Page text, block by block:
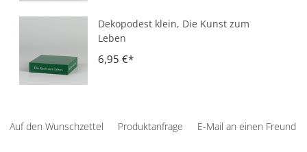
Dekopodest klein, Die Kunst zum
Leben
6,95 €
Auf den Wunschzettel Produktanfrage E-Mail an einen Freund